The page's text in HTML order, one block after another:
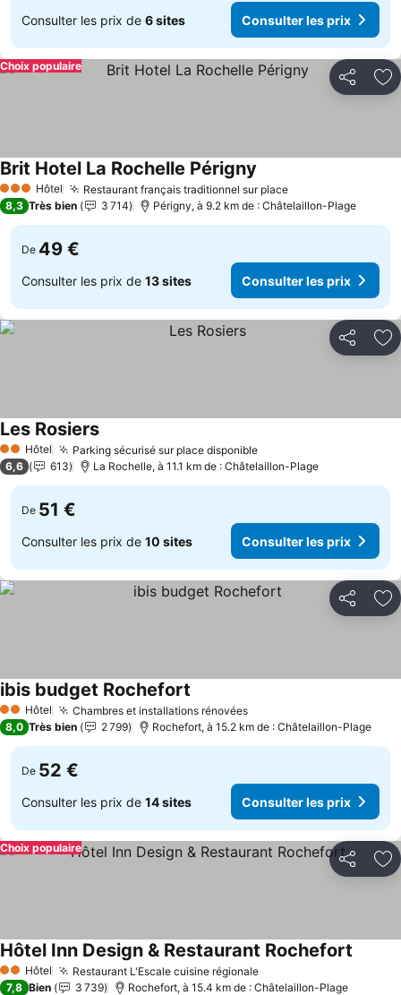
Consulter les prix de 6 sites Consulter les prix
Partager
Choix populaire
3 ÉtoilesHôtel Restaurant français traditionnel sur place
Brit Hotel La Rochelle Périgny
8,3 Très bien 3 714 Périgny, à 9.2 km de : Châtelaillon-Plage
De 49 €
Consulter les prix de 13 sites Consulter les prix
Partager
2 Étoiles
Hôtel Parking sécurisé sur place disponible
Les Rosiers
6,6 613 La Rochelle, à 11.1 km de : Châtelaillon-Plage
De 51 €
Consulter les prix de 10 sites Consulter les prix
Partager
2 Étoiles
Hôtel Chambres et installations rénovées
ibis budget Rochefort
8,0 Très bien 2 799 Rochefort, à 15.2 km de : Châtelaillon-Plage
De 52 €
Consulter les prix de 14 sites Consulter les prix
Partager
Choix populaire
2 Étoiles
Hôtel Restaurant L'Escale cuisine régionale
Hôtel Inn Design & Restaurant Rochefort
7,8 Bien 3 739 Rochefort, à 15.4 km de : Châtelaillon-Plage